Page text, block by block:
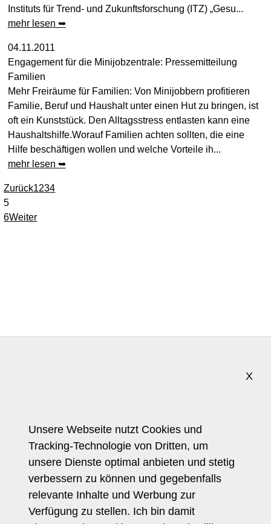
Instituts für Trend- und Zukunftsforschung (ITZ) „Gesu...
mehr lesen ➥
04.11.2011
Engagement für die Minijobzentrale: Pressemitteilung
Familien
Mehr Freiräume für Familien: Von Minijobbern profitieren
Familie, Beruf und Haushalt unter einen Hut zu bringen, ist
oft ein Kunststück. Den Alltagsstress entlasten kann eine
Haushaltshilfe.Worauf Familien achten sollten, die eine
Hilfe beschäftigen wollen und welche Vorteile ih...
mehr lesen ➥
Zurück1234
5
6Weiter
Pressestimmen
Journalistin
Referenzprojekte
Health Report
Trendcoach Blog
X
Unsere Webseite nutzt Cookies und
Tracking-Technologie von Dritten, um
unsere Dienste optimal anbieten und stetig
verbessern zu können und gegebenfalls
relevante Inhalte und Werbung zur
Verfügung zu stellen. Ich bin damit